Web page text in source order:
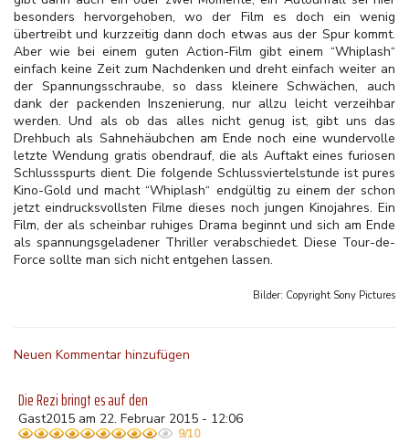
besonders hervorgehoben, wo der Film es doch ein wenig
übertreibt und kurzzeitig dann doch etwas aus der Spur kommt.
Aber wie bei einem guten Action-Film gibt einem “Whiplash“
einfach keine Zeit zum Nachdenken und dreht einfach weiter an
der Spannungsschraube, so dass kleinere Schwächen, auch
dank der packenden Inszenierung, nur allzu leicht verzeihbar
werden. Und als ob das alles nicht genug ist, gibt uns das
Drehbuch als Sahnehäubchen am Ende noch eine wundervolle
letzte Wendung gratis obendrauf, die als Auftakt eines furiosen
Schlussspurts dient. Die folgende Schlussviertelstunde ist pures
Kino-Gold und macht “Whiplash“ endgültig zu einem der schon
jetzt eindrucksvollsten Filme dieses noch jungen Kinojahres. Ein
Film, der als scheinbar ruhiges Drama beginnt und sich am Ende
als spannungsgeladener Thriller verabschiedet. Diese Tour-de-
Force sollte man sich nicht entgehen lassen.
Bilder: Copyright Sony Pictures
Neuen Kommentar hinzufügen
Die Rezi bringt es auf den
Gast2015 am 22. Februar 2015 - 12:06
9/10